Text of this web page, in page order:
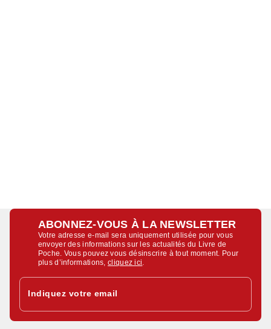
ABONNEZ-VOUS À LA NEWSLETTER
Votre adresse e-mail sera uniquement utilisée pour vous
envoyer des informations sur les actualités du Livre de
Poche. Vous pouvez vous désinscrire à tout moment. Pour
plus d’informations,cliquez ici
Indiquez votre email